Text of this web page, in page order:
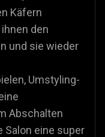
Käfern
den
und sie wieder
Umstyling-
Abschalten
Salon eine super